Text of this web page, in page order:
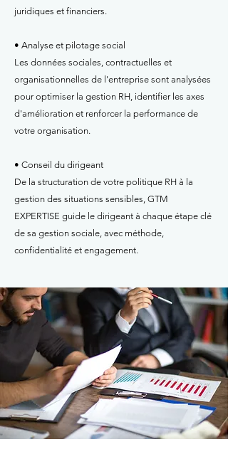
juridiques et financiers.
• Analyse et pilotage social
Les données sociales, contractuelles et
organisationnelles de l'entreprise sont analysées
pour optimiser la gestion RH, identifier les axes
d'amélioration et renforcer la performance de
votre organisation.
• Conseil du dirigeant
De la structuration de votre politique RH à la
gestion des situations sensibles, GTM
EXPERTISE guide le dirigeant à chaque étape clé
de sa gestion sociale, avec méthode,
confidentialité et engagement.